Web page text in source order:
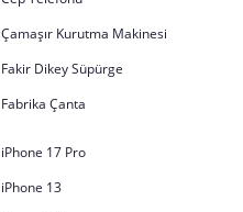
Çamaşır Kurutma Makinesi
Fakir Dikey Süpürge
Fabrika Çanta
iPhone 17 Pro
iPhone 13